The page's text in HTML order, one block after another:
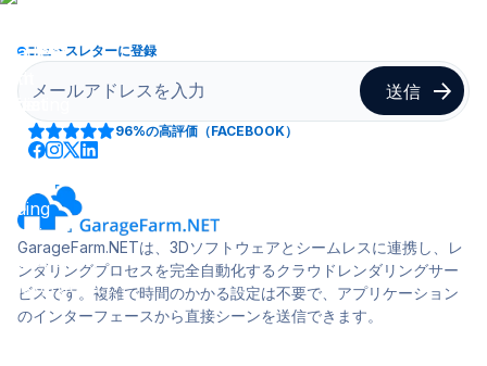
ニュースレターに登録
96%の高評価（FACEBOOK）
GarageFarm.NETは、3Dソフトウェアとシームレスに連携し、レ
ンダリングプロセスを完全自動化するクラウドレンダリングサー
ビスです。複雑で時間のかかる設定は不要で、アプリケーション
のインターフェースから直接シーンを送信できます。